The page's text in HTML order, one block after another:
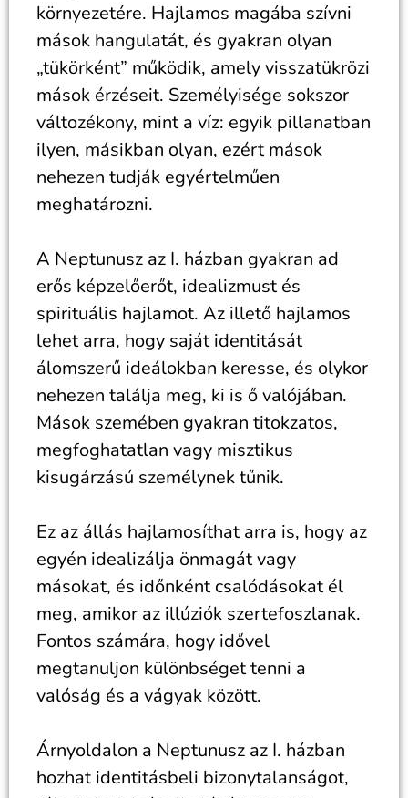
környezetére. Hajlamos magába szívni
mások hangulatát, és gyakran olyan
„tükörként” működik, amely visszatükrözi
mások érzéseit. Személyisége sokszor
változékony, mint a víz: egyik pillanatban
ilyen, másikban olyan, ezért mások
nehezen tudják egyértelműen
meghatározni.
A Neptunusz az I. házban gyakran ad
erős képzelőerőt, idealizmust és
spirituális hajlamot. Az illető hajlamos
lehet arra, hogy saját identitását
álomszerű ideálokban keresse, és olykor
nehezen találja meg, ki is ő valójában.
Mások szemében gyakran titokzatos,
megfoghatatlan vagy misztikus
kisugárzású személynek tűnik.
Ez az állás hajlamosíthat arra is, hogy az
egyén idealizálja önmagát vagy
másokat, és időnként csalódásokat él
meg, amikor az illúziók szertefoszlanak.
Fontos számára, hogy idővel
megtanuljon különbséget tenni a
valóság és a vágyak között.
Árnyoldalon a Neptunusz az I. házban
hozhat identitásbeli bizonytalanságot,